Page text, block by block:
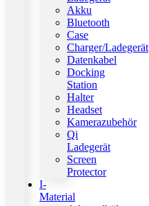
Akku
Bluetooth
Case
Charger/Ladegerät
Datenkabel
Docking
Station
Halter
Headset
Kamerazubehör
Qi
Ladegerät
Screen
Protector
I-
Material